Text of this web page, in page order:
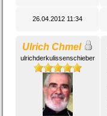
26.04.2012 11:34
Ulrich Chmel
ulrichderkulissenschieber